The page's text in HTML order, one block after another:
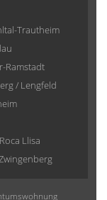
Trautheim
Ramstadt
/ Lengfeld
Roca Llisa